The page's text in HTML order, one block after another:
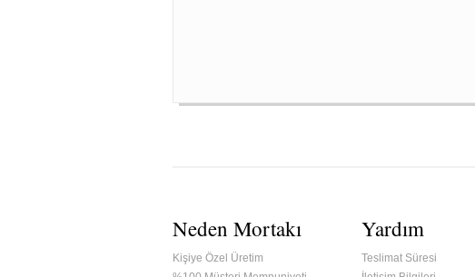
Neden Mortakı
Kişiye Özel Üretim
Yardım
Teslimat Süresi